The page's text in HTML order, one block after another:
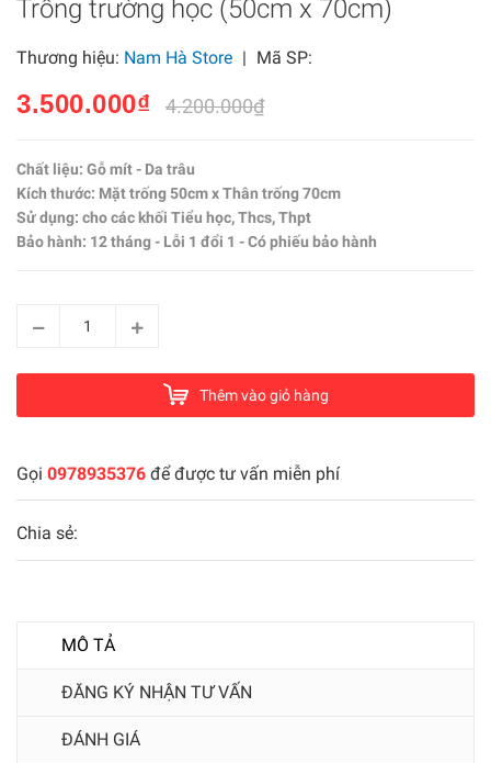
Trống trường học (50cm x 70cm)
Thương hiệu: Nam Hà Store | Mã SP:
3.500.000₫ 4.200.000₫
Chất liệu: Gỗ mít - Da trâu
Kích thước: Mặt trống 50cm x Thân trống 70cm
Sử dụng: cho các khối Tiểu học, Thcs, Thpt
Bảo hành: 12 tháng - Lỗi 1 đổi 1 - Có phiếu bảo hành
Thêm vào giỏ hàng
Gọi 0978935376 để được tư vấn miễn phí
Chia sẻ:
MÔ TẢ
ĐĂNG KÝ NHẬN TƯ VẤN
ĐÁNH GIÁ